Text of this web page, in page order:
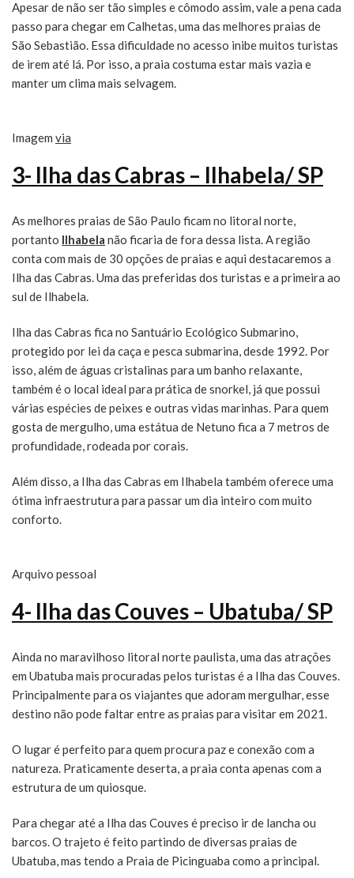
Apesar de não ser tão simples e cômodo assim, vale a pena cada
passo para chegar em Calhetas, uma das melhores praias de
São Sebastião. Essa dificuldade no acesso inibe muitos turistas
de irem até lá. Por isso, a praia costuma estar mais vazia e
manter um clima mais selvagem.
Imagem via
3- Ilha das Cabras – Ilhabela/ SP
As melhores praias de São Paulo ficam no litoral norte,
portanto Ilhabela não ficaria de fora dessa lista. A região
conta com mais de 30 opções de praias e aqui destacaremos a
Ilha das Cabras. Uma das preferidas dos turistas e a primeira ao
sul de Ilhabela.
Ilha das Cabras fica no Santuário Ecológico Submarino,
protegido por lei da caça e pesca submarina, desde 1992. Por
isso, além de águas cristalinas para um banho relaxante,
também é o local ideal para prática de snorkel, já que possui
várias espécies de peixes e outras vidas marinhas. Para quem
gosta de mergulho, uma estátua de Netuno fica a 7 metros de
profundidade, rodeada por corais.
Além disso, a Ilha das Cabras em Ilhabela também oferece uma
ótima infraestrutura para passar um dia inteiro com muito
conforto.
Arquivo pessoal
4- Ilha das Couves – Ubatuba/ SP
Ainda no maravilhoso litoral norte paulista, uma das atrações
em Ubatuba mais procuradas pelos turistas é a Ilha das Couves.
Principalmente para os viajantes que adoram mergulhar, esse
destino não pode faltar entre as praias para visitar em 2021.
O lugar é perfeito para quem procura paz e conexão com a
natureza. Praticamente deserta, a praia conta apenas com a
estrutura de um quiosque.
Para chegar até a Ilha das Couves é preciso ir de lancha ou
barcos. O trajeto é feito partindo de diversas praias de
Ubatuba, mas tendo a Praia de Picinguaba como a principal.